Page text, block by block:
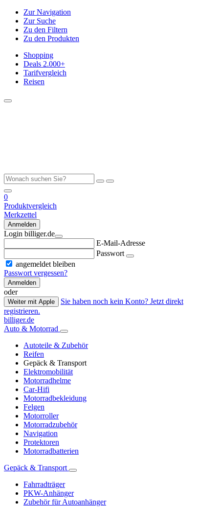
Zur Navigation
Zur Suche
Zu den Filtern
Zu den Produkten
Shopping
Deals 2.000+
Tarifvergleich
Reisen
0
Produktvergleich
Merkzettel
Anmelden
Login billiger.de
E-Mail-Adresse
Passwort
angemeldet bleiben
Passwort vergessen?
Anmelden
oder
Weiter mit Apple
Sie haben noch kein Konto? Jetzt direkt
registrieren.
billiger.de
Auto & Motorrad
Autoteile & Zubehör
Reifen
Gepäck & Transport
Elektromobilität
Motorradhelme
Car-Hifi
Motorradbekleidung
Felgen
Motorroller
Motorradzubehör
Navigation
Protektoren
Motorradbatterien
Gepäck & Transport
Fahrradträger
PKW-Anhänger
Zubehör für Autoanhänger